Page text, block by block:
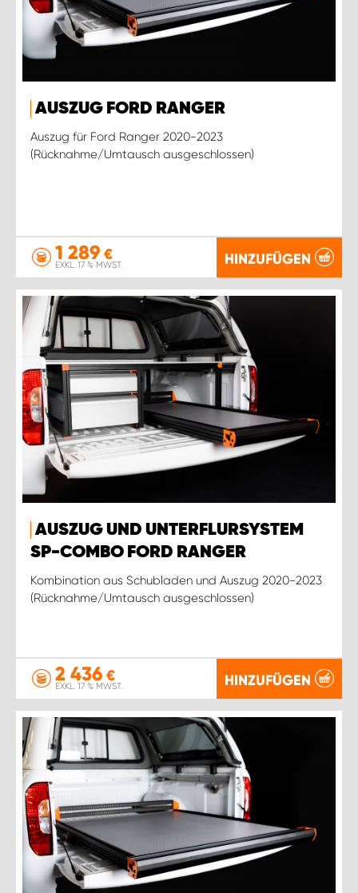
AUSZUG FORD RANGER
Auszug für Ford Ranger 2020-2023
(Rücknahme/Umtausch ausgeschlossen)
1 289 €
EXKL. 17 % MWST. HINZUFÜGEN
AUSZUG UND UNTERFLURSYSTEM
SP-COMBO FORD RANGER
Kombination aus Schubladen und Auszug 2020-2023
(Rücknahme/Umtausch ausgeschlossen)
2 436 €
EXKL. 17 % MWST. HINZUFÜGEN